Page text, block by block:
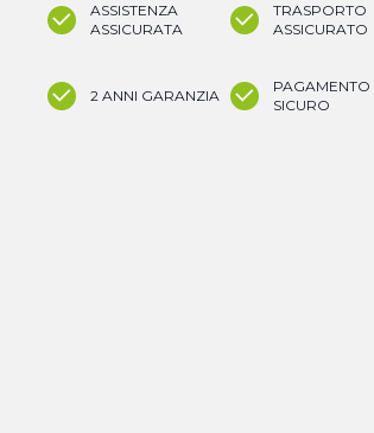
ASSISTENZA
ASSICURATA
TRASPORTO
ASSICURATO
2 ANNI GARANZIA
PAGAMENTO
SICURO